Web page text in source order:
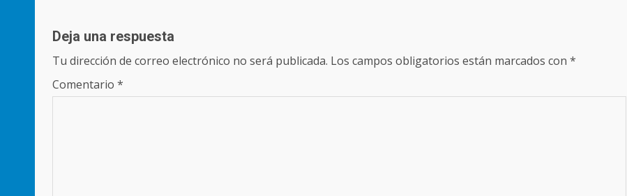
Deja una respuesta
Tu dirección de correo electrónico no será publicada. Los campos obligatorios están marcados con *
Comentario *